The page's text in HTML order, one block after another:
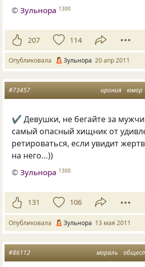
©Зульнора 1300
207 114
Опубликовала Зульнора 20 апр 2011
ирония юмор
#73457
✔ Девушки, не бегайте за
самый опасный хищник от
ретироваться, если увидит
на него…))
©Зульнора 1300
131 106
Опубликовала Зульнора 13 мая 2011
мораль
#86112